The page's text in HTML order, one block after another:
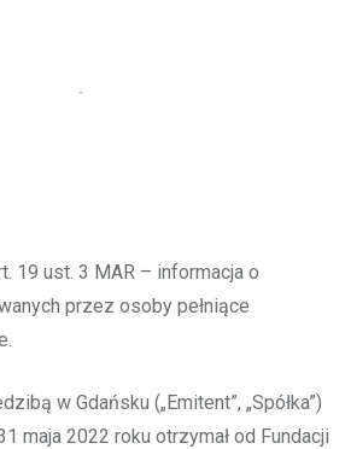
19 ust. 3 MAR – informacja o
przez osoby pełniące
w Gdańsku („Emitent”, „Spółka”)
maja 2022 roku otrzymał od Fundacji